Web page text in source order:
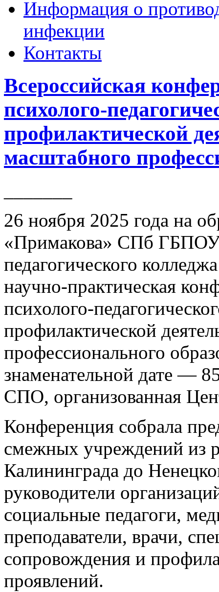
Информация о
инфекции
Контакты
Всероссийская
психолого-
профилактической
масштабного
26 ноября 2025 года на
«Примакова» СПб ГБПОУ
педагогического
научно-практическая
психолого-
профилактической
профессионального
знаменательной дате —
СПО, организованная
Конференция собрала
смежных учреждений из
Калининграда до
руководители
социальные педагоги,
преподаватели, врачи,
сопровождения и
проявлений.